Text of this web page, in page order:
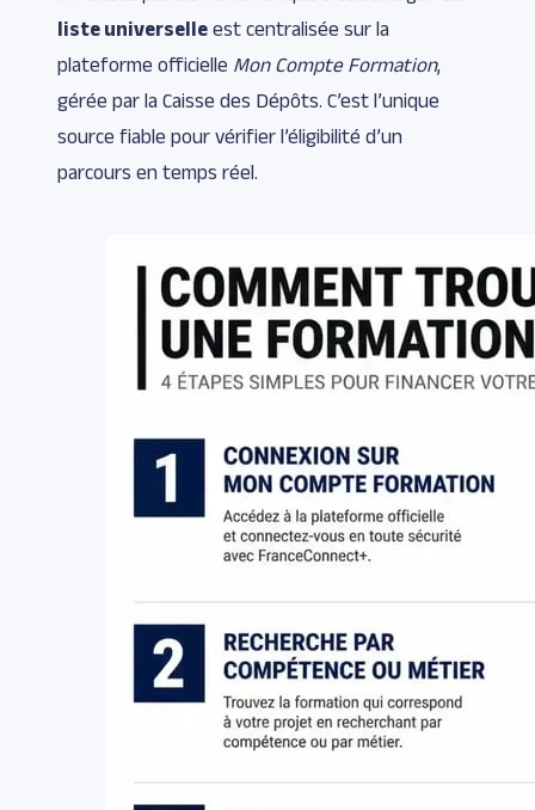
liste universelle est centralisée sur la
plateforme officielle Mon Compte Formation,
gérée par la Caisse des Dépôts. C’est l’unique
source fiable pour vérifier l’éligibilité d’un
parcours en temps réel.